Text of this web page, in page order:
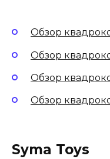
Обзор
Обзор
Обзор
Обзор
Syma Toys